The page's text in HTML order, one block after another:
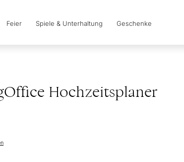
Feier Spiele & Unterhaltung Geschenke
Hochzeitsplaner